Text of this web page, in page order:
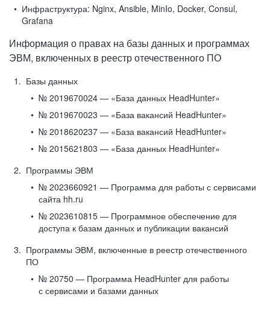
Инфраструктура: Nginx, Ansible, MinIo, Docker, Consul,
Grafana
Информация о правах на базы данных и программах
ЭВМ, включенных в реестр отечественного ПО
Базы данных
№ 2019670024 — «База данных HeadHunter»
№ 2019670023 — «База вакансий HeadHunter»
№ 2018620237 — «База вакансий HeadHunter»
№ 2015621803 — «База данных HeadHunter»
Программы ЭВМ
№ 2023660921 — Программа для работы с сервисами
сайта hh.ru
№ 2023610815 — Программное обеспечение для
доступа к базам данных и публикации вакансий
Программы ЭВМ, включенные в реестр отечественного
ПО
№ 20750 — Программа HeadHunter для работы
с сервисами и базами данных